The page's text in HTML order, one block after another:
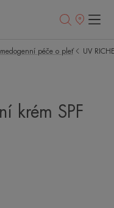
Prodejní
péče o pleť UV
krém SPF